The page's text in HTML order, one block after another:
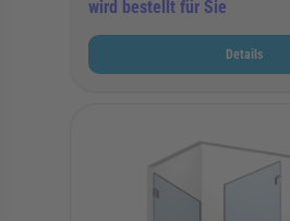
wird bestellt für Sie
Details